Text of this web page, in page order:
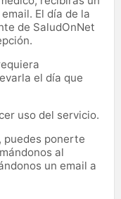
El día de la
de SaludOnNet
el día que
uso del servicio.
puedes ponerte
al
un email a